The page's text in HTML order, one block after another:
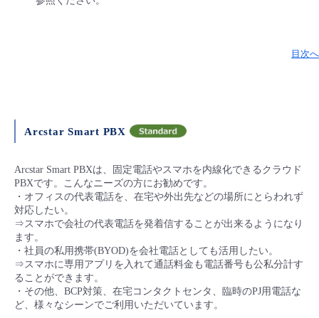
目次へ
Arcstar Smart PBX
Arcstar Smart PBXは、固定電話やスマホを内線化できるクラウド
PBXです。こんなニーズの方にお勧めです。
・オフィスの代表電話を、在宅や外出先などの場所にとらわれず
対応したい。
⇒スマホで会社の代表電話を発着信することが出来るようになり
ます。
・社員の私用携帯(BYOD)を会社電話としても活用したい。
⇒スマホに専用アプリを入れて通話料金も電話番号も公私分計す
ることができます。
・その他、BCP対策、在宅コンタクトセンタ、臨時のPJ用電話な
ど、様々なシーンでご利用いただいています。